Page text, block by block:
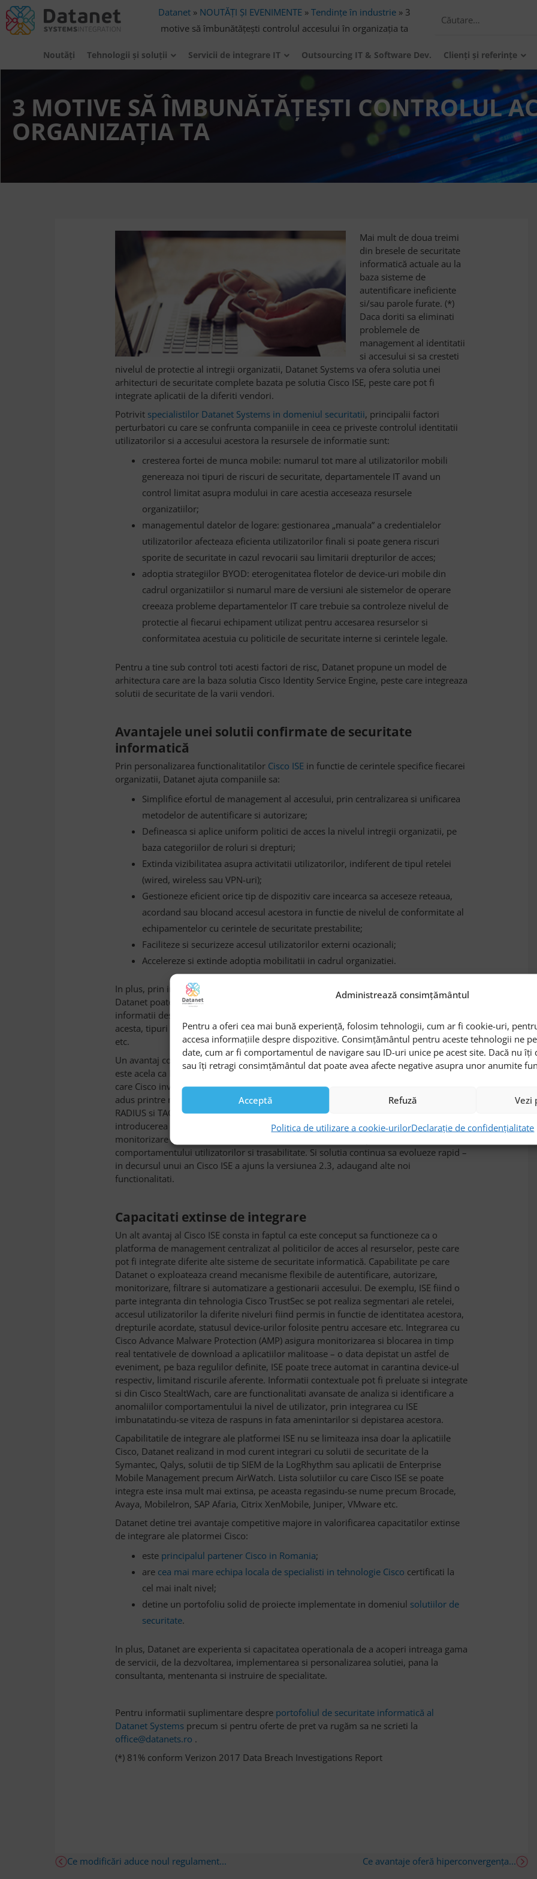
Administrează consimțământul
Pentru a oferi cea mai bună experiență, folosim tehnologii, cum ar fi cookie-uri,
accesa informațiile despre dispozitive. Consimțământul pentru aceste tehnologii ne
date, cum ar fi comportamentul de navigare sau ID-uri unice pe acest site. Dacă nu
sau îți retragi consimțământul dat poate avea afecte negative asupra unor anumite
Acceptă Refuză Vezi
Politica de utilizare a cookie-urilorDeclarație de confidențialitate
Datanet » NOUTĂȚI ȘI EVENIMENTE »Tendințe în industrie » 3
motive să îmbunătățești controlul accesului în organizația ta
Noutăți Tehnologii şi soluţii Servicii de integrare IT Outsourcing IT & Software Dev. Clienți și referințe
3 MOTIVE SĂ ÎMBUNĂTĂȚEȘTI CONTROLUL
ORGANIZAȚIA TA
Mai mult de doua treimi
din bresele de securitate
informatică actuale au la
baza sisteme de
autentificare ineficiente
si/sau parole furate. (*)
Daca doriti sa eliminati
problemele de
management al identitatii
si accesului si sa cresteti
nivelul de protectie al intregii organizatii, Datanet Systems va ofera solutia unei
arhitecturi de securitate complete bazata pe solutia Cisco ISE, peste care pot fi
integrate aplicatii de la diferiti vendori.
Potrivit specialistilor Datanet Systems in domeniul securitatii, principalii factori
perturbatori cu care se confrunta companiile in ceea ce priveste controlul identitatii
utilizatorilor si a accesului acestora la resursele de informatie sunt:
cresterea fortei de munca mobile: numarul tot mare al utilizatorilor mobili
genereaza noi tipuri de riscuri de securitate, departamentele IT avand un
control limitat asupra modului in care acestia acceseaza resursele
organizatiilor;
managementul datelor de logare: gestionarea „manuala” a credentialelor
utilizatorilor afecteaza eficienta utilizatorilor finali si poate genera riscuri
sporite de securitate in cazul revocarii sau limitarii drepturilor de acces;
adoptia strategiilor BYOD: eterogenitatea flotelor de device-uri mobile din
cadrul organizatiilor si numarul mare de versiuni ale sistemelor de operare
creeaza probleme departamentelor IT care trebuie sa controleze nivelul de
protectie al fiecarui echipament utilizat pentru accesarea resurselor si
conformitatea acestuia cu politicile de securitate interne si cerintele legale.
Pentru a tine sub control toti acesti factori de risc, Datanet propune un model de
arhitectura care are la baza solutia Cisco Identity Service Engine, peste care integreaza
solutii de securitate de la varii vendori.
Avantajele unei solutii confirmate de securitate
informatică
Prin personalizarea functionalitatilor Cisco ISE in functie de cerintele specifice fiecarei
organizatii, Datanet ajuta companiile sa:
Simplifice efortul de management al accesului, prin centralizarea si unificarea
metodelor de autentificare si autorizare;
Defineasca si aplice uniform politici de acces la nivelul intregii organizatii, pe
baza categoriilor de roluri si drepturi;
Extinda vizibilitatea asupra activitatii utilizatorilor, indiferent de tipul retelei
(wired, wireless sau VPN-uri);
Gestioneze eficient orice tip de dispozitiv care incearca sa acceseze reteaua,
acordand sau blocand accesul acestora in functie de nivelul de conformitate al
echipamentelor cu cerintele de securitate prestabilite;
Faciliteze si securizeze accesul utilizatorilor externi ocazionali;
Accelereze si extinde adoptia mobilitatii in cadrul organizatiei.
In plus, prin integrarea cu alte aplicatii (atat de la Cisco, cat si de la alti vendori),
Datanet poate creste nivelul de automatizare al masurilor de securitate, partajand
informatii despre identitatea utilizatorului, statusul device-ului, locatia in care se afla
acesta, tipuri de resurse accesate, istoricul datelor de logare, tipare de comportament
etc.
Un avantaj competitiv important valorificat de Datanet in implementarile realizate
este acela ca ISE este o solutie completa, cu un statut solid confirmat de piata si in
care Cisco investeste continuu. De exemplu, versiunea 2.0, lansata in august trecut, a
adus printre numeroase alte imbunatatiri suport simultan pentru protocoalele
RADIUS si TACACS+, simplificarea efortului de management al administratorilor (prin
introducerea Device Administration Work Center), noi instrumente de raportare si
monitorizare (din ISE Administrator Portal) si abilitati extinse pe zona de analiza a
comportamentului utilizatorilor si trasabilitate. Si solutia continua sa evolueze rapid –
in decursul unui an Cisco ISE a ajuns la versiunea 2.3, adaugand alte noi
functionalitati.
Capacitati extinse de integrare
Un alt avantaj al Cisco ISE consta in faptul ca este conceput sa functioneze ca o
platforma de management centralizat al politicilor de acces al resurselor, peste care
pot fi integrate diferite alte sisteme de securitate informatică. Capabilitate pe care
Datanet o exploateaza creand mecanisme flexibile de autentificare, autorizare,
monitorizare, filtrare si automatizare a gestionarii accesului. De exemplu, ISE fiind o
parte integranta din tehnologia Cisco TrustSec se pot realiza segmentari ale retelei,
accesul utilizatorilor la diferite niveluri fiind permis in functie de identitatea acestora,
drepturile acordate, statusul device-urilor folosite pentru accesare etc. Integrarea cu
Cisco Advance Malware Protection (AMP) asigura monitorizarea si blocarea in timp
real tentativele de download a aplicatiilor malitoase – o data depistat un astfel de
eveniment, pe baza regulilor definite, ISE poate trece automat in carantina device-ul
respectiv, limitand riscurile aferente. Informatii contextuale pot fi preluate si integrate
si din Cisco StealtWach, care are functionalitati avansate de analiza si identificare a
anomaliilor comportamentului la nivel de utilizator, prin integrarea cu ISE
imbunatatindu-se viteza de raspuns in fata amenintarilor si depistarea acestora.
Capabilitatile de integrare ale platformei ISE nu se limiteaza insa doar la aplicatiile
Cisco, Datanet realizand in mod curent integrari cu solutii de securitate de la
Symantec, Qalys, solutii de tip SIEM de la LogRhythm sau aplicatii de Enterprise
Mobile Management precum AirWatch. Lista solutiilor cu care Cisco ISE se poate
integra este insa mult mai extinsa, pe aceasta regasindu-se nume precum Brocade,
Avaya, MobileIron, SAP Afaria, Citrix XenMobile, Juniper, VMware etc.
Datanet detine trei avantaje competitive majore in valorificarea capacitatilor extinse
de integrare ale platormei Cisco:
este principalul partener Cisco in Romania;
are cea mai mare echipa locala de specialisti in tehnologie Cisco certificati la
cel mai inalt nivel;
detine un portofoliu solid de proiecte implementate in domeniul solutiilor de
securitate.
In plus, Datanet are experienta si capacitatea operationala de a acoperi intreaga gama
de servicii, de la dezvoltarea, implementarea si personalizarea solutiei, pana la
consultanta, mentenanta si instruire de specialitate.
Pentru informatii suplimentare despre portofoliul de securitate informatică al
Datanet Systems precum si pentru oferte de pret va rugăm sa ne scrieti la
office@datanets.ro .
(*) 81% conform Verizon 2017 Data Breach Investigations Report
Ce modificări aduce noul regulament... Ce avantaje oferă hiperconvergența...